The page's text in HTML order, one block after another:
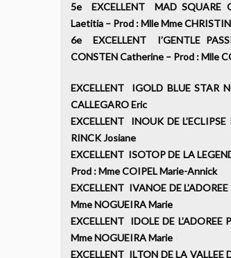
5e EXCELLENT MAD SQUARE
Laetitia – Prod : Mlle Mme
6e EXCELLENT I’GENTLE
CONSTEN Catherine – Prod : Mlle
EXCELLENT IGOLD BLUE STAR
CALLEGARO Eric
EXCELLENT INOUK DE
RINCK Josiane
EXCELLENT ISOTOP DE LA
Prod : Mme COIPEL Marie-Annick
EXCELLENT IVANOE DE
Mme NOGUEIRA Marie
EXCELLENT IDOLE DE
Mme NOGUEIRA Marie
EXCELLENT ILTON DE LA